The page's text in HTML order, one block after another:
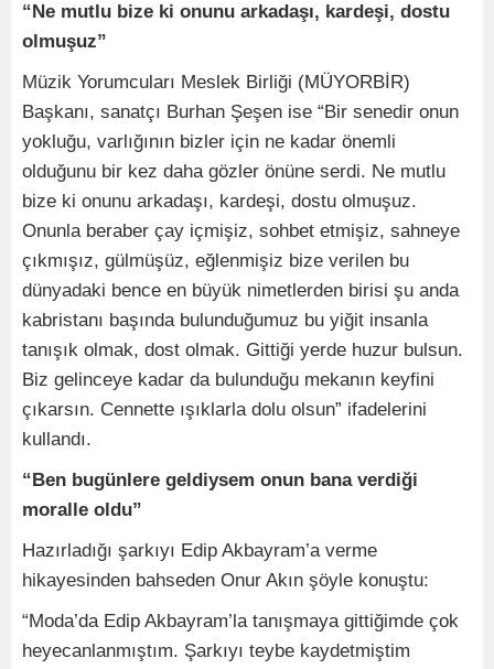
“Ne mutlu bize ki onunu arkadaşı, kardeşi, dostu
olmuşuz”
Müzik Yorumcuları Meslek Birliği (MÜYORBİR)
Başkanı, sanatçı Burhan Şeşen ise “Bir senedir onun
yokluğu, varlığının bizler için ne kadar önemli
olduğunu bir kez daha gözler önüne serdi. Ne mutlu
bize ki onunu arkadaşı, kardeşi, dostu olmuşuz.
Onunla beraber çay içmişiz, sohbet etmişiz, sahneye
çıkmışız, gülmüşüz, eğlenmişiz bize verilen bu
dünyadaki bence en büyük nimetlerden birisi şu anda
kabristanı başında bulunduğumuz bu yiğit insanla
tanışık olmak, dost olmak. Gittiği yerde huzur bulsun.
Biz gelinceye kadar da bulunduğu mekanın keyfini
çıkarsın. Cennette ışıklarla dolu olsun” ifadelerini
kullandı.
“Ben bugünlere geldiysem onun bana verdiği
moralle oldu”
Hazırladığı şarkıyı Edip Akbayram’a verme
hikayesinden bahseden Onur Akın şöyle konuştu:
“Moda’da Edip Akbayram’la tanışmaya gittiğimde çok
heyecanlanmıştım. Şarkıyı teybe kaydetmiştim